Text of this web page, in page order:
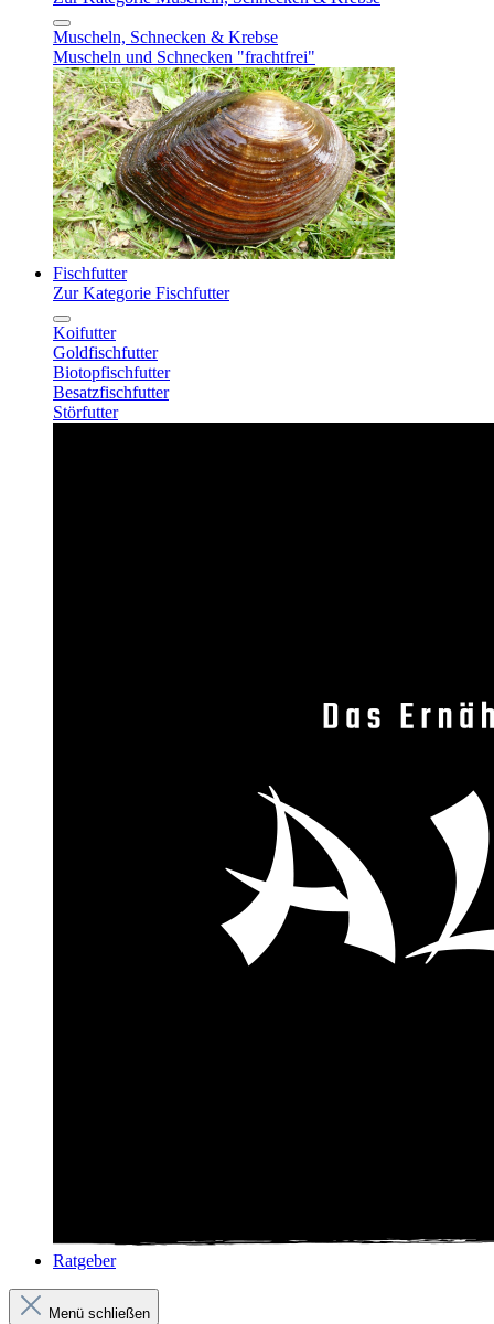
Muscheln, Schnecken & Krebse
Muscheln und Schnecken "frachtfrei"
Fischfutter
Zur Kategorie Fischfutter
Koifutter
Goldfischfutter
Biotopfischfutter
Besatzfischfutter
Störfutter
Ratgeber
Menü schließen